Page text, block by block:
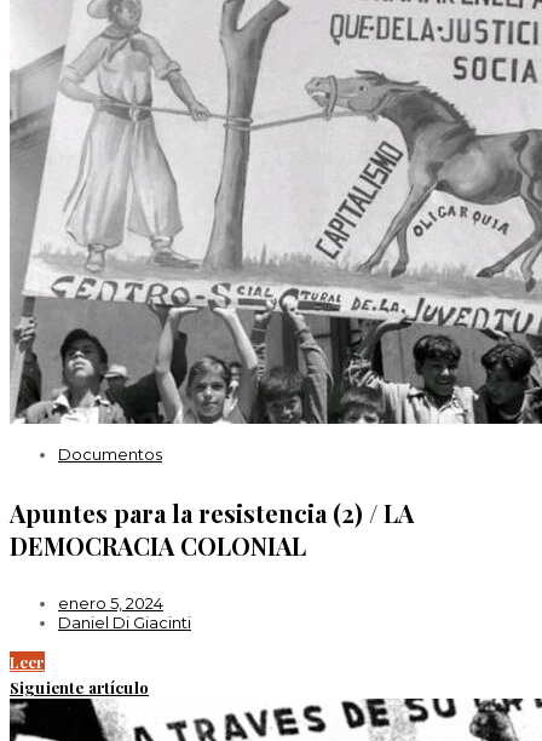
Documentos
Apuntes para la resistencia (2) / LA
DEMOCRACIA COLONIAL
enero 5, 2024
Daniel Di Giacinti
Leer
Siguiente artículo